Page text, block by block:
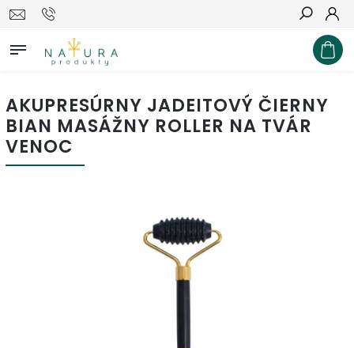
Hľadať
AKUPRESÚRNY JADEITOVÝ ČIERNY
BIAN MASÁŽNY ROLLER NA TVÁR
VENOC